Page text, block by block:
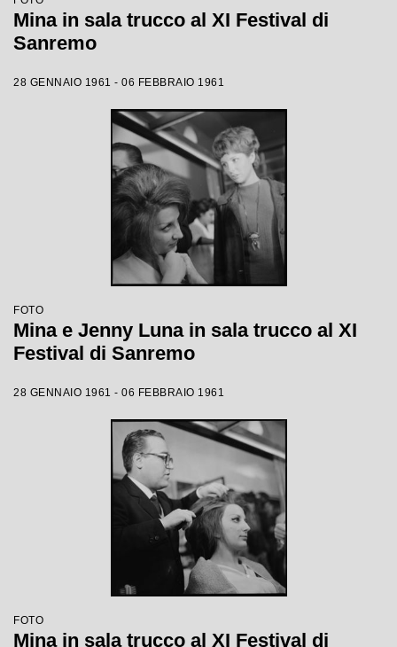
Mina in sala trucco al XI Festival di
Sanremo
28 GENNAIO 1961 - 06 FEBBRAIO 1961
FOTO
Mina e Jenny Luna in sala trucco al XI
Festival di Sanremo
28 GENNAIO 1961 - 06 FEBBRAIO 1961
FOTO
Mina in sala trucco al XI Festival di